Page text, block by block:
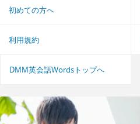
初めての方へ
利用規約
DMM英会話Wordsトップへ